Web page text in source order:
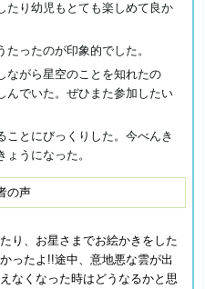
たり幼児もとても楽しめて良か
ったのが印象的でした。
ながら星空のことを知れたの
んでいた。ぜひまた参加したい
ことにびっくりした。今べんき
ょうになった。
の声
り、お星さまでお絵かきをした
ったよ!!途中、意地悪な雲が出
なくなった時はどうなるかと思